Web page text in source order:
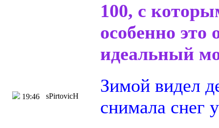
100, с
особенно это
идеальный
19:46 sPirtovicH
Зимой видел
снимала снег